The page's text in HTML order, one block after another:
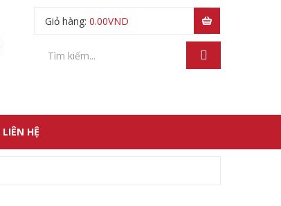
Giỏ hàng: 0.00VND
LIÊN HỆ